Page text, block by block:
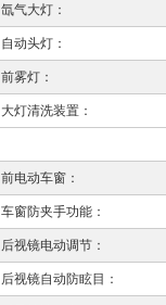
氙气大灯：
自动头灯：
前雾灯：
大灯清洗装置：
前电动车窗：
车窗防夹手功能：
后视镜电动调节：
后视镜自动防眩目：